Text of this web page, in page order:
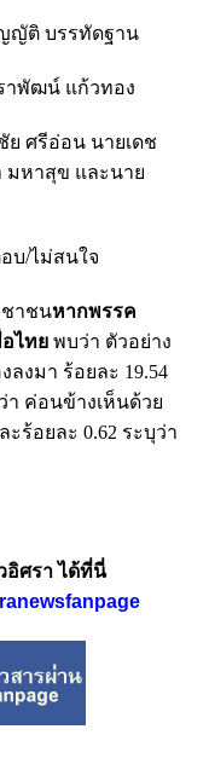
ญญัติ บรรทัดฐาน
าพัฒน์ แก้วทอง
ย ศรีอ่อน นายเดช
มหาสุข และนาย
อบ/ไม่สนใจ
ชาชนหากพรรค
ไทย พบว่า ตัวอย่าง
ลงมา ร้อยละ 19.54
า ค่อนข้างเห็นด้วย
ะร้อยละ 0.62 ระบุว่า
อิศรา ได้ที่นี่